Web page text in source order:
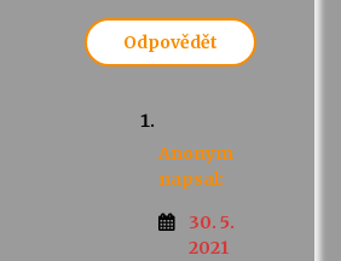
Odpovědět
Anonym
napsal:
30. 5.
2021